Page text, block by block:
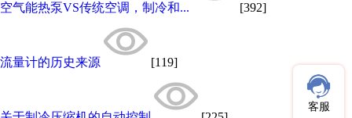
空气能热泵VS传统空调，制冷和... [392]
流量计的历史来源 [119]
客服